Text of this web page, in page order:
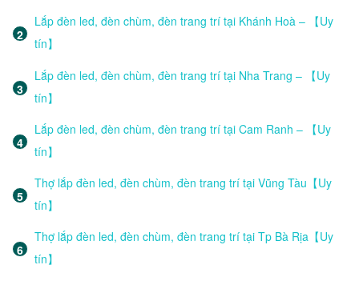
Lắp đèn led, đèn chùm, đèn trang trí tại Khánh Hoà – 【Uy
tín】
Lắp đèn led, đèn chùm, đèn trang trí tại Nha Trang – 【Uy
tín】
Lắp đèn led, đèn chùm, đèn trang trí tại Cam Ranh – 【Uy
tín】
Thợ lắp đèn led, đèn chùm, đèn trang trí tại Vũng Tàu【Uy
tín】
Thợ lắp đèn led, đèn chùm, đèn trang trí tại Tp Bà Rịa【Uy
tín】